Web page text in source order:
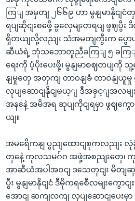
ကြျ အမှတျ ၂၆၆၉ ဟာ မွနျမာနိုငျငံ
ရပျဆိုငျးစဖေို့ ခွလှေမျးတရပျ ဖွဈပွီး
ရှိတယျလို့လညျး သံအမတျကွီးက ပွောပ
ဆီယံရဲ့ ဘုံသဘောတူညီခကြျ ၅ ခကြျ
ရေးကို ပံ့ပိုးပေးဖို့၊ မွနျမာစဈတပျကို
နျမှုတှေ အတှကျ တာဝနျခံ တာဝနျယူ
လုပျဆောငျနိုငျမယ့ျ ဒီအခှင့ျအလမ
အနနေဲ့ အမိအရ ဆုပျကိုငျရမှာ ဖွဈကွော
ယျ။
အမရေိကနျ ပွညျထောငျစုကလညျး လုံ
တှနေဲ့ ကုလသမဂ်ဂ အဖှဲ့အစညျးတှေ၊ ကု
အာဆီယံအပါအဝငျ ဒသေတှငျး မိတ
ပွီး မွနျမာနိုငျငံ ဒီမိုကရစေီလမျးကွောငျ
အောငျ ဆကျလကျ လုပျဆောငျပေးမှ